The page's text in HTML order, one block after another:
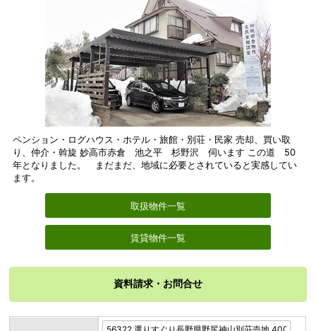
ペンション・ログハウス・ホテル・旅館・別荘・民家 売却、買い取
り、仲介・斡旋 妙高市赤倉 池之平 杉野沢 伺います この道 50
年となりました。 まだまだ、地域に必要とされていると実感してい
ます。
取扱物件一覧
賃貸物件一覧
資料請求・お問合せ